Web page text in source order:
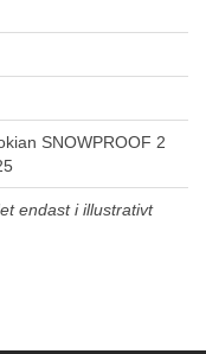
SNOWPROOF 2
endast i illustrativt